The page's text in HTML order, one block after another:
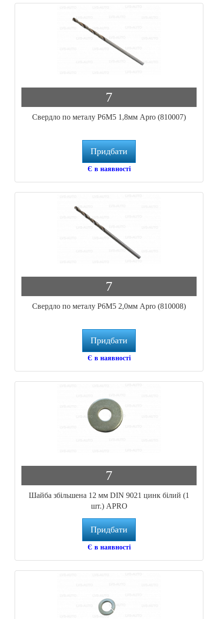
7
Свердло по металу P6M5 1,8мм Apro (810007)
Придбати
Є в наявності
7
Свердло по металу P6M5 2,0мм Apro (810008)
Придбати
Є в наявності
7
Шайба збільшена 12 мм DIN 9021 цинк білий (1
шт.) APRO
Придбати
Є в наявності